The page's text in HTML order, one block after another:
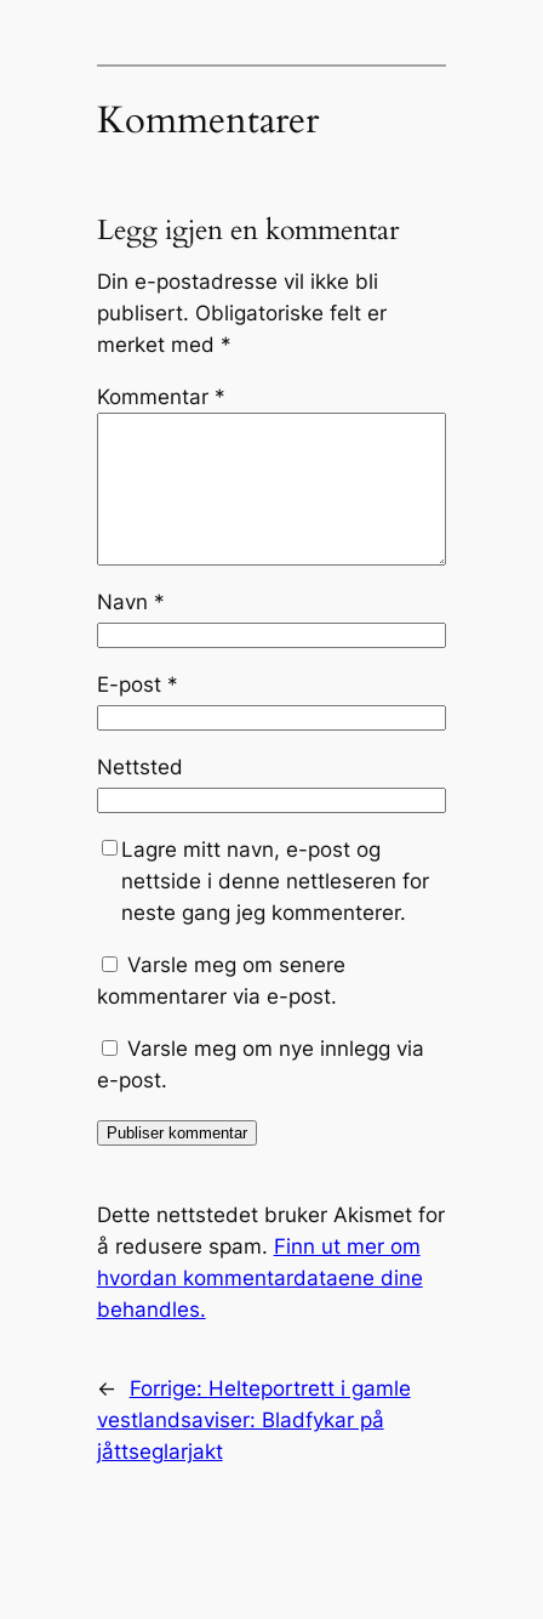
Kommentarer
Legg igjen en kommentar
Din e-postadresse vil ikke bli
publisert. Obligatoriske felt er
merket med *
Kommentar *
Navn *
E-post *
Nettsted
Lagre mitt navn, e-post og
nettside i denne nettleseren for
neste gang jeg kommenterer.
Varsle meg om senere
kommentarer via e-post.
Varsle meg om nye innlegg via
e-post.
Dette nettstedet bruker Akismet for
å redusere spam. Finn ut mer om
hvordan kommentardataene dine
behandles.
← Forrige: Helteportrett i gamle
vestlandsaviser: Bladfykar på
jåttseglarjakt